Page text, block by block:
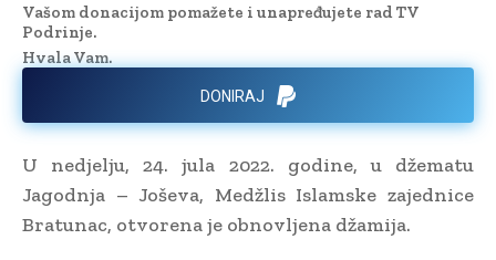
Vašom donacijom pomažete i unapređujete rad TV
Podrinje.
Hvala Vam.
DONIRAJ
U nedjelju, 24. jula 2022. godine, u džematu
Jagodnja – Joševa, Medžlis Islamske zajednice
Bratunac, otvorena je obnovljena džamija.